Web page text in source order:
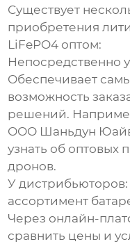
Существует
приобретения
LiFePO4 оптом:
Непосредственно
Обеспечивает
возможность
решений.
ООО Шаньдун
узнать об оптовых
дронов.
У дистрибьюторов:
ассортимент
Через онлайн-
сравнить цены и